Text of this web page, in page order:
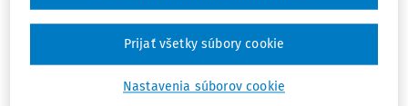
a rešpektovaný aj legislatívou. Takéto definovanie
mediácie však možno považovať za nedostatočné. Definícii
Bednářika je mediácia „spôsob riešenia sporu, kde
Nastavenia súborov cookie
Prijať všetky súbory cookie